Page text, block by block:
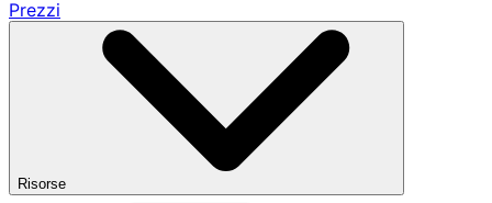
Prezzi
Risorse